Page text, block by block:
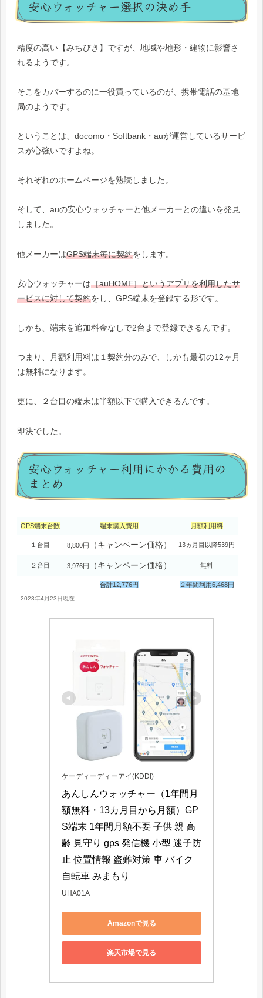
安心ウォッチャー選択の決め手
精度の高い【みちびき】ですが、地域や地形・建物に影響さ
れるようです。
そこをカバーするのに一役買っているのが、携帯電話の基地
局のようです。
ということは、docomo・Softbank・auが運営しているサービ
スが心強いですよね。
それぞれのホームページを熟読しました。
そして、auの安心ウォッチャーと他メーカーとの違いを発見
しました。
他メーカーはGPS端末毎に契約をします。
安心ウォッチャーは［auHOME］というアプリを利用したサ
ービスに対して契約をし、GPS端末を登録する形です。
しかも、端末を追加料金なしで2台まで登録できるんです。
つまり、月額利用料は１契約分のみで、しかも最初の12ヶ月
は無料になります。
更に、２台目の端末は半額以下で購入できるんです。
即決でした。
安心ウォッチャー利用にかかる費用の
まとめ
GPS端末台数 端末購入費用 月額利用料
１台目 8,800円 （キャンペーン価格） 13ヵ月目以降539円
２台目 3,976円 （キャンペーン価格） 無料
合計12,776円 ２年間利用6,468円
2023年4月23日現在
ケーディーディーアイ(KDDI)
あんしんウォッチャー（1年間月
額無料・13カ月目から月額）GP
S端末 1年間月額不要 子供 親 高
齢 見守り gps 発信機 小型 迷子防
止 位置情報 盗難対策 車 バイク
自転車 みまもり
UHA01A
Amazonで見る
楽天市場で見る